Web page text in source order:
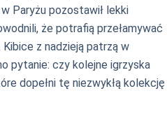
Paryżu pozostawił lekki
że potrafią przełamywać
z nadzieją patrzą w
pytanie: czy kolejne igrzyska
dopełni tę niezwykłą kolekcję